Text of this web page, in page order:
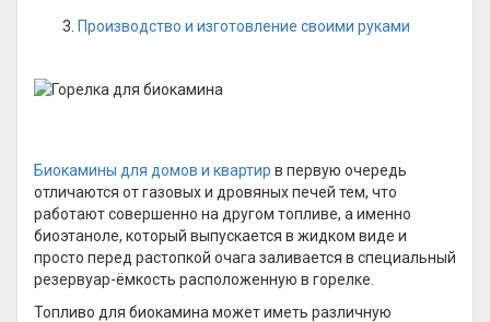
Производство и изготовление своими руками
Биокамины для домов и квартир в первую очередь
отличаются от газовых и дровяных печей тем, что
работают совершенно на другом топливе, а именно
биоэтаноле, который выпускается в жидком виде и
просто перед растопкой очага заливается в специальный
резервуар-ёмкость расположенную в горелке.
Топливо для биокамина может иметь различную